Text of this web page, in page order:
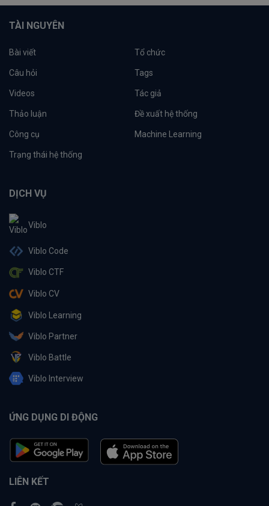
TÀI NGUYÊN
Bài viết Tổ chức
Câu hỏi Tags
Videos Tác giả
Thảo luận Đề xuất hệ thống
Công cụ Machine Learning
Trạng thái hệ thống
DỊCH VỤ
Viblo
Viblo Code
Viblo CTF
Viblo CV
Viblo Learning
Viblo Partner
Viblo Battle
Viblo Interview
ỨNG DỤNG DI ĐỘNG
LIÊN KẾT